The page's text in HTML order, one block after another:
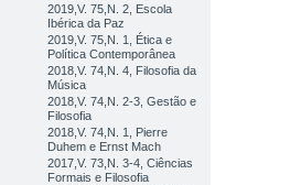
2019,V. 75,N. 2, Escola
Ibérica da Paz
2019,V. 75,N. 1, Ética e
Política Contemporânea
2018,V. 74,N. 4, Filosofia da
Música
2018,V. 74,N. 2-3, Gestão e
Filosofia
2018,V. 74,N. 1, Pierre
Duhem e Ernst Mach
2017,V. 73,N. 3-4, Ciências
Formais e Filosofia